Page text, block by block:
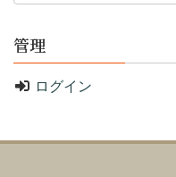
管理
ログイン